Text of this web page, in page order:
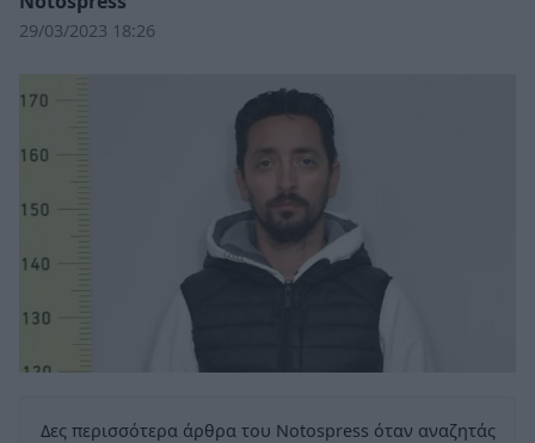
29/03/2023 18:26
Δες περισσότερα άρθρα του Notospress όταν αναζητάς